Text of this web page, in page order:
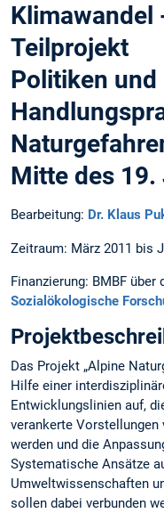
Klimawandel
Teilprojekt
Politiken und
Mitte des
Bearbeitung: Dr. Klaus
Zeitraum: März 2011 bis
Finanzierung: BMBF
Sozialökologische
Das Projekt „Alpine
Hilfe einer
Entwicklungslinien auf,
verankerte
werden und die
Systematische Ansätze
Umweltwissenschaften
sollen dabei verbunden